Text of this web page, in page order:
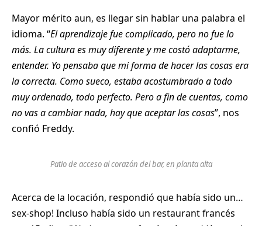
Mayor mérito aun, es llegar sin hablar una palabra el
idioma. “El aprendizaje fue complicado, pero no fue lo
más. La cultura es muy diferente y me costó adaptarme,
entender. Yo pensaba que mi forma de hacer las cosas era
la correcta. Como sueco, estaba acostumbrado a todo
muy ordenado, todo perfecto. Pero a fin de cuentas, como
no vas a cambiar nada, hay que aceptar las cosas”, nos
confió Freddy.
Patio de acceso al corazón del bar, en planta alta
Acerca de la locación, respondió que había sido un…
sex-shop! Incluso había sido un restaurant francés